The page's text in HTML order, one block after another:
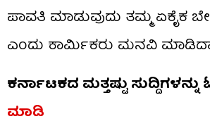
ಪಾವತಿ ಮಾಡುವುದು ತಮ್ಮ ಏಕೈಕ
ಎಂದು ಕಾರ್ಮಿಕರು ಮನವಿ
ಕರ್ನಾಟಕದ ಮತ್ತಷ್ಟು
ಮಾಡಿ